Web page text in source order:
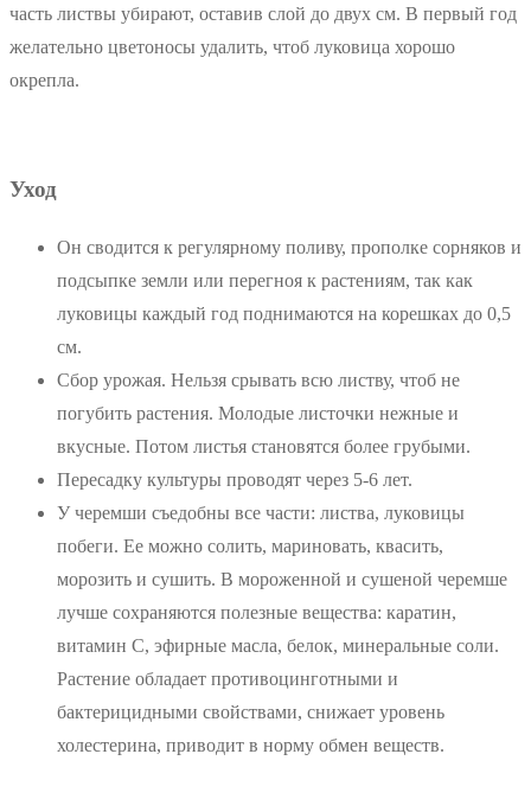
часть листвы убирают, оставив слой до двух см. В первый год
желательно цветоносы удалить, чтоб луковица хорошо
окрепла.
Уход
Он сводится к регулярному поливу, прополке сорняков и
подсыпке земли или перегноя к растениям, так как
луковицы каждый год поднимаются на корешках до 0,5
см.
Сбор урожая. Нельзя срывать всю листву, чтоб не
погубить растения. Молодые листочки нежные и
вкусные. Потом листья становятся более грубыми.
Пересадку культуры проводят через 5-6 лет.
У черемши съедобны все части: листва, луковицы
побеги. Ее можно солить, мариновать, квасить,
морозить и сушить. В мороженной и сушеной черемше
лучше сохраняются полезные вещества: каратин,
витамин С, эфирные масла, белок, минеральные соли.
Растение обладает противоцинготными и
бактерицидными свойствами, снижает уровень
холестерина, приводит в норму обмен веществ.